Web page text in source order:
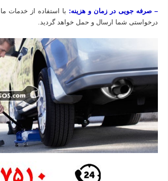
– صرفه جویی در زمان و هزینه: با استفاده از خدمات
درخواستی شما ارسال و حمل خواهد گردید.